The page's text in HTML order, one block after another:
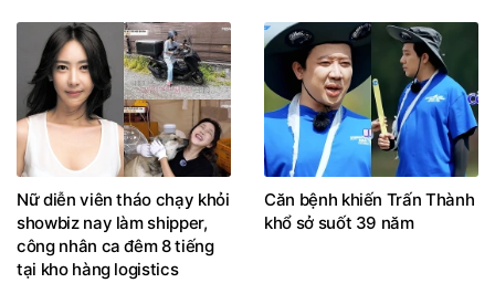
Nữ diễn viên tháo chạy khỏi
showbiz nay làm shipper,
công nhân ca đêm 8 tiếng
tại kho hàng logistics
Căn bệnh khiến Trấn Thành
khổ sở suốt 39 năm